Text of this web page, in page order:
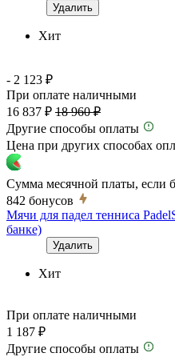
Удалить
Хит
- 2 123 ₽
При оплате наличными
16 837 ₽ 18 960 ₽
Другие способы оплаты
Цена при других способах
Сумма месячной платы, если
842 бонусов
Мячи для падел тенниса
банке)
Удалить
Хит
При оплате наличными
1 187 ₽
Другие способы оплаты